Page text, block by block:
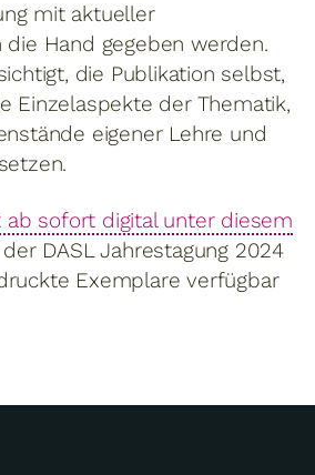
mit aktueller
die Hand gegeben werden.
die Publikation selbst,
Einzelaspekte der Thematik,
eigener Lehre und
ab sofort digital unter diesem
DASL Jahrestagung 2024
Exemplare verfügbar